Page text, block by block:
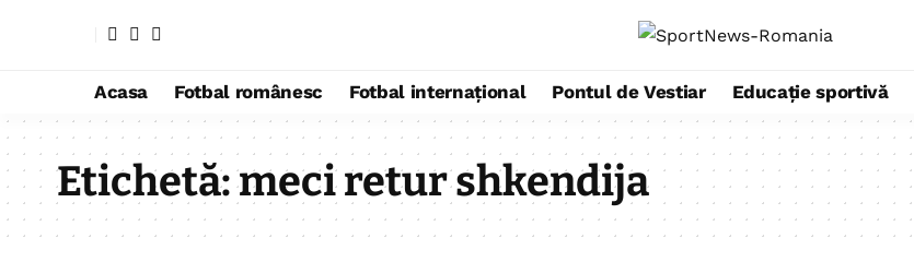
Acasa Fotbal românesc Fotbal internațional Pontul de Vestiar Educație sportivă
Etichetă:meci retur shkendija